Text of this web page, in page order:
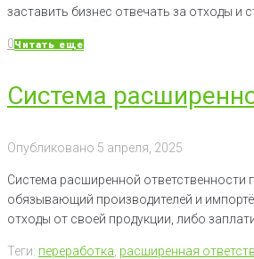
заставить бизнес отвечать за отходы
0Читать еще
Система
Опубликовано 5 апреля, 2025
Система расширенной
обязывающий производителей и
отходы от своей продукции, либо
Теги: переработка расширенная